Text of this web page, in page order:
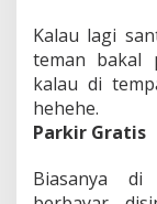
Kalau lagi
teman bakal
kalau di
hehehe.
Parkir Gratis
Biasanya